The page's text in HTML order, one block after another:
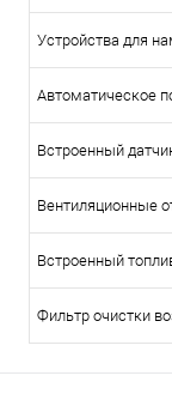
Устройства для
Автоматическое
Встроенный
Вентиляционные
Встроенный
Фильтр очистки